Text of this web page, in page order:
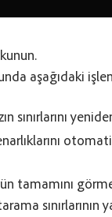
aşağıdaki
sınırlarını
tamamını
tarama